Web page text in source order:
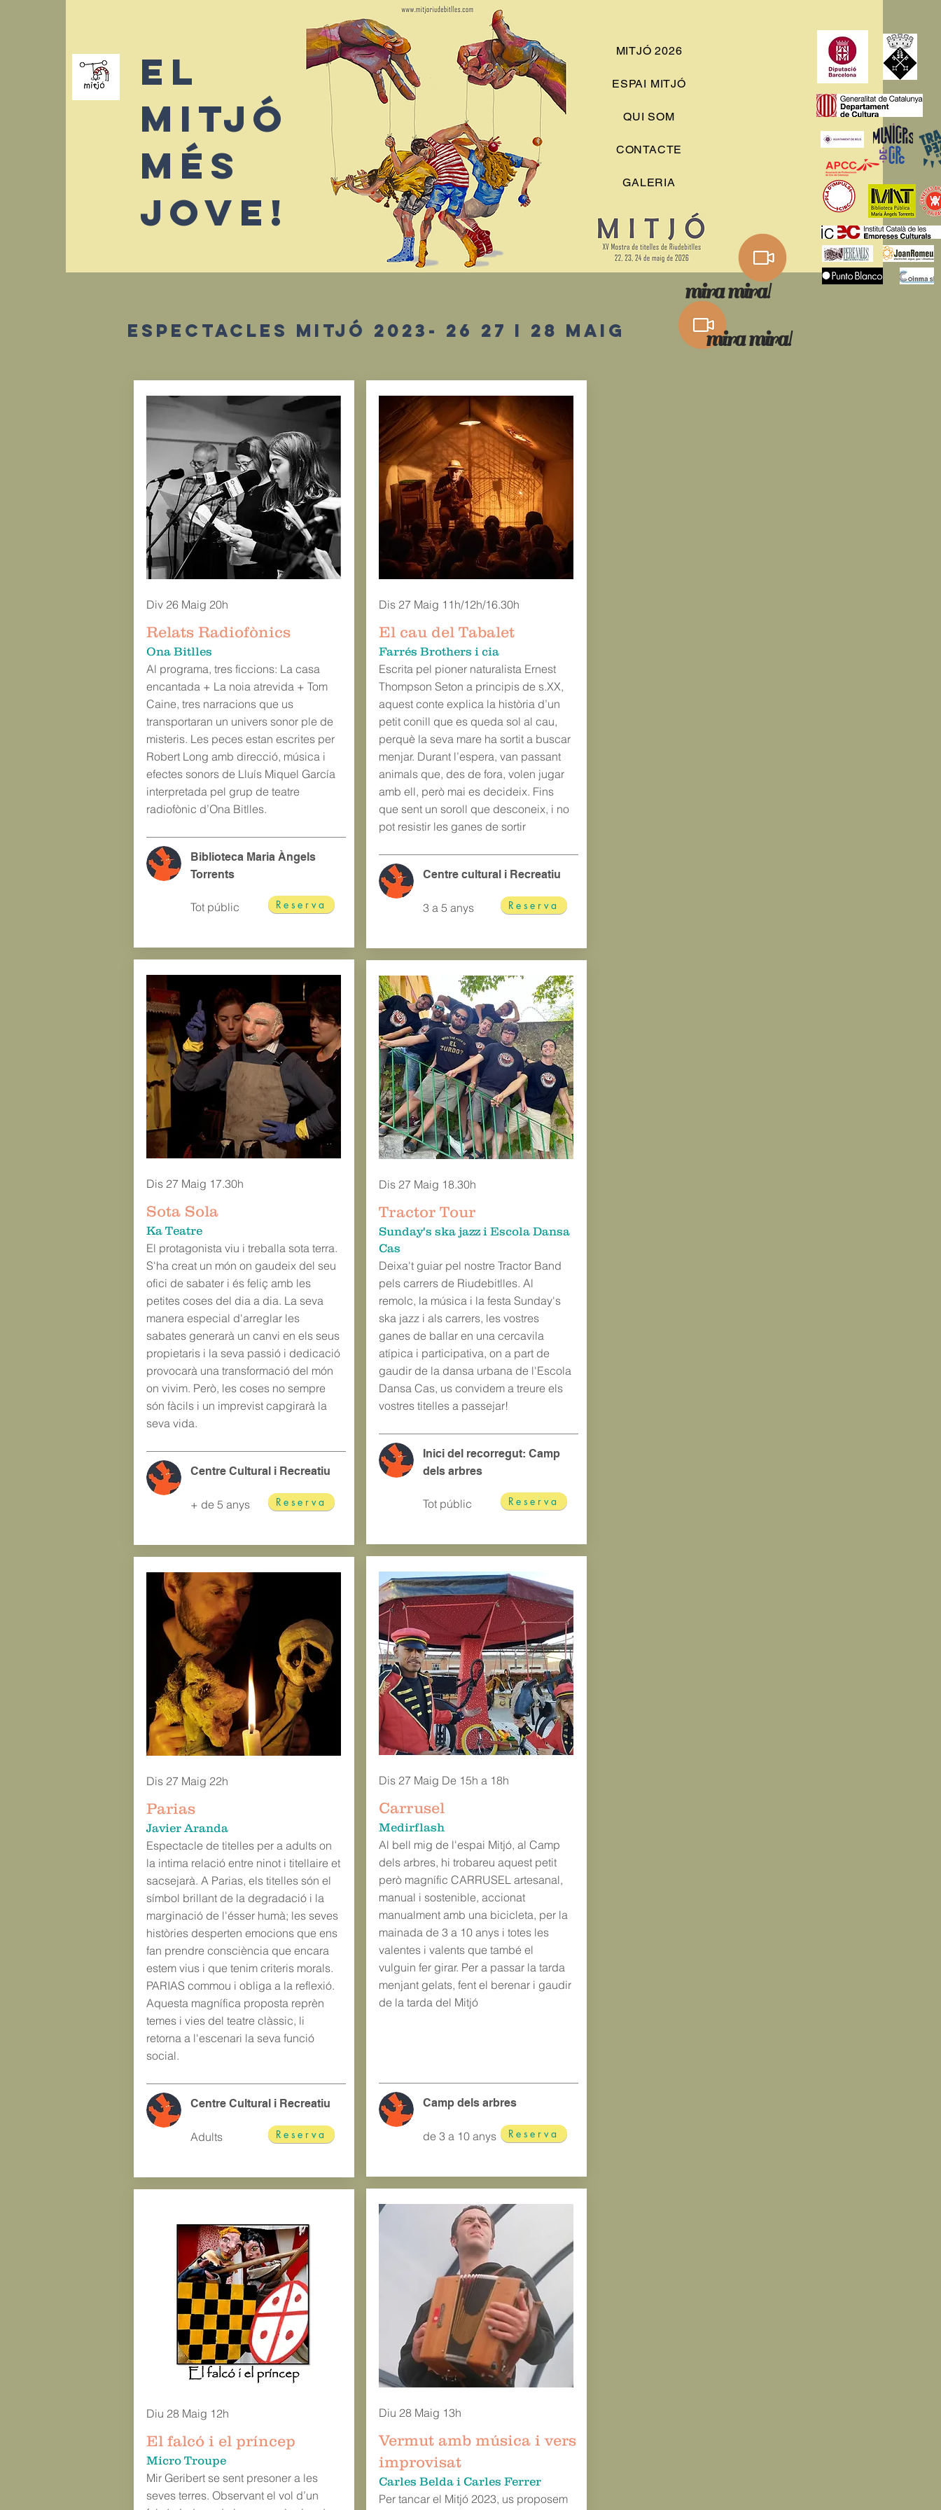
MITJÓ 2026
ESPAI MITJÓ
QUI SOM
CONTACTE
GALERIA
El
mitjó
més
jove!
mira mira!
espectacles mitjó 2023- 26 27 i 28 maig mira mira!
Div 26 Maig 20h
Relats Radiofònics
Ona Bitlles
Al programa, tres ficcions: La casa
encantada + La noia atrevida + Tom
Caine, tres narracions que us
transportaran un univers sonor ple de
misteris. Les peces estan escrites per
Robert Long amb direcció, música i
efectes sonors de Lluís Miquel García
interpretada pel grup de teatre
radiofònic d’Ona Bitlles.
Biblioteca Maria Àngels
Torrents
Reserva
Tot públic
Dis 27 Maig 17.30h
Sota Sola
Ka Teatre
El protagonista viu i treballa sota terra.
S'ha creat un món on gaudeix del seu
ofici de sabater i és feliç amb les
petites coses del dia a dia. La seva
manera especial d'arreglar les
sabates generarà un canvi en els seus
propietaris i la seva passió i dedicació
provocarà una transformació del món
on vivim. Però, les coses no sempre
són fàcils i un imprevist capgirarà la
seva vida.
Centre Cultural i Recreatiu
Reserva
+ de 5 anys
Dis 27 Maig 22h
Parias
Javier Aranda
Espectacle de titelles per a adults on
la intima relació entre ninot i titellaire et
sacsejarà. A Parias, els titelles són el
símbol brillant de la degradació i la
marginació de l'ésser humà; les seves
històries desperten emocions que ens
fan prendre consciència que encara
estem vius i que tenim criteris morals.
PARIAS commou i obliga a la reflexió.
Aquesta magnífica proposta reprèn
temes i vies del teatre clàssic, li
retorna a l'escenari la seva funció
social.
Centre Cultural i Recreatiu
Reserva
Adults
Diu 28 Maig 12h
El falcó i el príncep
Micro Troupe
Mir Geribert se sent presoner a les
seves terres. Observant el vol d’un
Dis 27 Maig 11h/12h/16.30h
El cau del Tabalet
Farrés Brothers i cia
Escrita pel pioner naturalista Ernest
Thompson Seton a principis de s.XX,
aquest conte explica la història d’un
petit conill que es queda sol al cau,
perquè la seva mare ha sortit a buscar
menjar. Durant l’espera, van passant
animals que, des de fora, volen jugar
amb ell, però mai es decideix. Fins
que sent un soroll que desconeix, i no
pot resistir les ganes de sortir
Centre cultural i Recreatiu
Reserva
3 a 5 anys
Dis 27 Maig 18.30h
Tractor Tour
Sunday's ska jazz i Escola Dansa
Cas
Deixa't guiar pel nostre Tractor Band
pels carrers de Riudebitlles. Al
remolc, la música i la festa Sunday's
ska jazz i als carrers, les vostres
ganes de ballar en una cercavila
atípica i participativa, on a part de
gaudir de la dansa urbana de l'Escola
Dansa Cas, us convidem a treure els
vostres titelles a passejar!
Inici del recorregut: Camp
dels arbres
Reserva
Tot públic
Dis 27 Maig De 15h a 18h
Carrusel
Medirflash
Al bell mig de l'espai Mitjó, al Camp
dels arbres, hi trobareu aquest petit
però magnífic CARRUSEL artesanal,
manual i sostenible, accionat
manualment amb una bicicleta, per la
mainada de 3 a 10 anys i totes les
valentes i valents que també el
vulguin fer girar. Per a passar la tarda
menjant gelats, fent el berenar i gaudir
de la tarda del Mitjó
Camp dels arbres
Reserva
de 3 a 10 anys
Diu 28 Maig 13h
Vermut amb música i vers
improvisat
Carles Belda i Carles Ferrer
Per tancar el Mitjó 2023, us proposem